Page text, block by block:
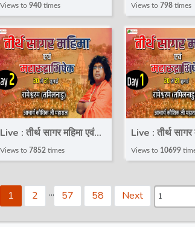
Speech ! Pujya Stuti Ji |
Total Bhakti
Views to940 times
! Pujya Stuti Ji
Bhakti
Views to 798times
Live : तीर्थ सागर महिमा एवं
महारुद्राभिषेक~Day
Maharaj~Rameswaram,
Views to 7852 times
Live : तीर्थ सागर
Views to 10699
1 2 ... 57 58 Next